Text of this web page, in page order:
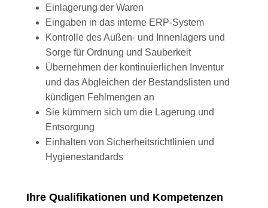
Einlagerung der Waren
Eingaben in das interne ERP-System
Kontrolle des Außen- und Innenlagers und
Sorge für Ordnung und Sauberkeit
Übernehmen der kontinuierlichen Inventur
und das Abgleichen der Bestandslisten und
kündigen Fehlmengen an
Sie kümmern sich um die Lagerung und
Entsorgung
Einhalten von Sicherheitsrichtlinien und
Hygienestandards
Ihre Qualifikationen und Kompetenzen